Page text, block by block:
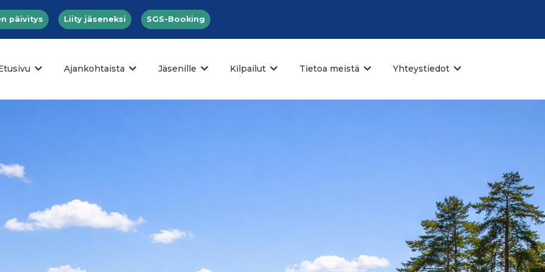
päivitys Liity jäseneksi SGS-Booking
Ajankohtaista Jäsenille Kilpailut Tietoa meistä Yhteystiedot